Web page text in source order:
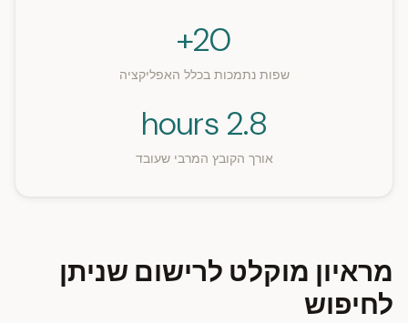
20+
שפות נתמכות בכלל האפליקציה
2.8 hours
אורך הקובץ המרבי שעובד
מראיון מוקלט לרישום שניתן
לחיפוש